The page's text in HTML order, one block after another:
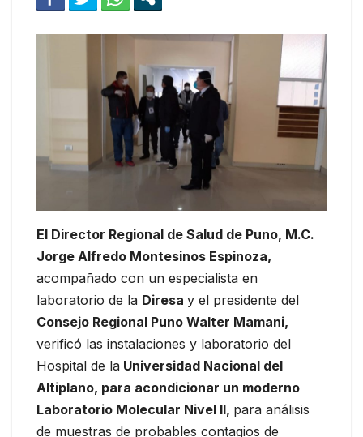
El Director Regional de Salud de Puno, M.C.
Jorge Alfredo Montesinos Espinoza,
acompañado con un especialista en
laboratorio de la Diresa y el presidente del
Consejo Regional Puno Walter Mamani,
verificó las instalaciones y laboratorio del
Hospital de la Universidad Nacional del
Altiplano, para acondicionar un moderno
Laboratorio Molecular Nivel II, para análisis
de muestras de probables contagios de